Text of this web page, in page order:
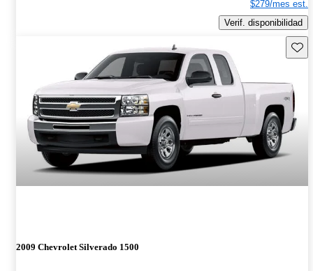
$279/mes est.
Verif. disponibilidad
2009 Chevrolet Silverado 1500